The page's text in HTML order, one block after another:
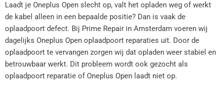
Laadt je Oneplus Open slecht op, valt het opladen weg of werkt
de kabel alleen in een bepaalde positie? Dan is vaak de
oplaadpoort defect. Bij Prime Repair in Amsterdam voeren wij
dagelijks Oneplus Open oplaadpoort reparaties uit. Door de
oplaadpoort te vervangen zorgen wij dat opladen weer stabiel en
betrouwbaar werkt. Dit probleem wordt ook gezocht als
oplaadpoort reparatie of Oneplus Open laadt niet op.